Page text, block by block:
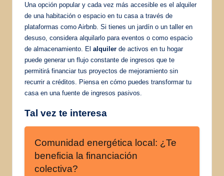
Una opción popular y cada vez más accesible es el alquiler
de una habitación o espacio en tu casa a través de
plataformas como Airbnb. Si tienes un jardín o un taller en
desuso, considera alquilarlo para eventos o como espacio
de almacenamiento. El alquiler de activos en tu hogar
puede generar un flujo constante de ingresos que te
permitirá financiar tus proyectos de mejoramiento sin
recurrir a créditos. Piensa en cómo puedes transformar tu
casa en una fuente de ingresos pasivos.
Tal vez te interesa
Comunidad energética local: ¿Te
beneficia la financiación
colectiva?